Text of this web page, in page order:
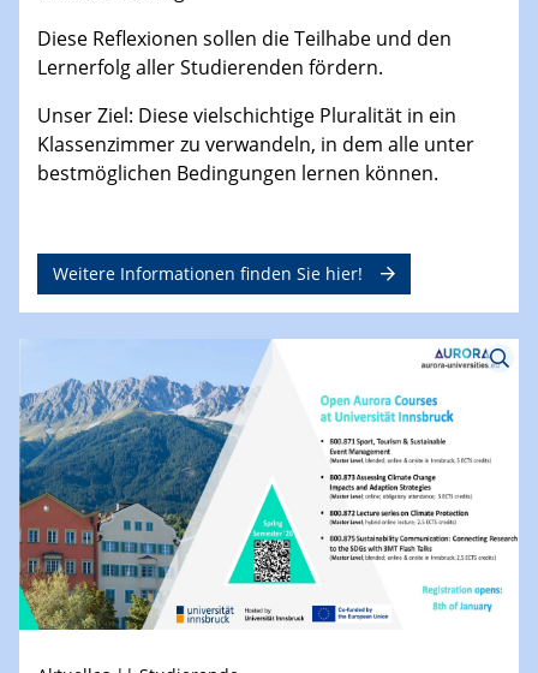
Wir werden inklusive Ansätze reflektieren und
erproben, darunter:
Interkulturelle Kompetenzen
Mehrsprachigkeit und Translanguaging
KI in der Bildung
Unser Ziel: Diese vielschichtige Pluralität in ein
Klassenzimmer zu verwandeln, in dem alle unter
bestmöglichen Bedingungen lernen können.
Weitere Informationen finden Sie hier!